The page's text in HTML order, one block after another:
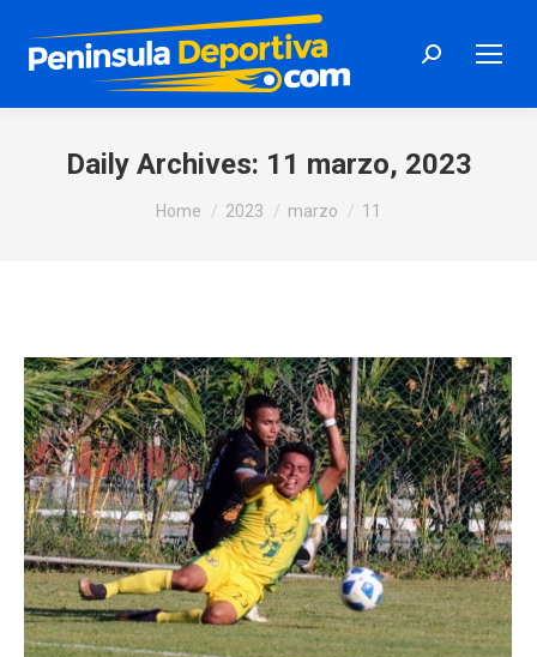
Search:
Daily Archives: 11 marzo, 2023
You are here:
Home 2023 marzo 11